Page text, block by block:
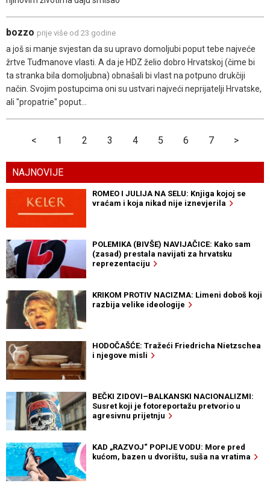
bozzo prije više od 23 godine
a još si manje svjestan da su upravo domoljubi poput tebe najveće
žrtve Tuđmanove vlasti. A da je HDZ želio dobro Hrvatskoj (čime bi
ta stranka bila domoljubna) obnašali bi vlast na potpuno drukčiji
način. Svojim postupcima oni su ustvari najveći neprijatelji Hrvatske,
ali "propatrie" poput...
< 1 2 3 4 5 6 7 >
NAJNOVIJE
ROMEO I JULIJA NA SELU: Knjiga kojoj se
vraćam i koja nikad nije iznevjerila
POLEMIKA (BIVŠE) NAVIJAČICE: Kako sam
(zasad) prestala navijati za hrvatsku
reprezentaciju
KRIKOM PROTIV NACIZMA: Limeni doboš koji
razbija velike ideologije
HODOČAŠĆE: Tražeći Friedricha Nietzschea
i njegove misli
BEČKI ZIDOVI–BALKANSKI NACIONALIZMI:
Susret koji je fotoreportažu pretvorio u
agresivnu prijetnju
KAD „RAZVOJ“ POPIJE VODU: More pred
kućom, bazen u dvorištu, suša na vratima